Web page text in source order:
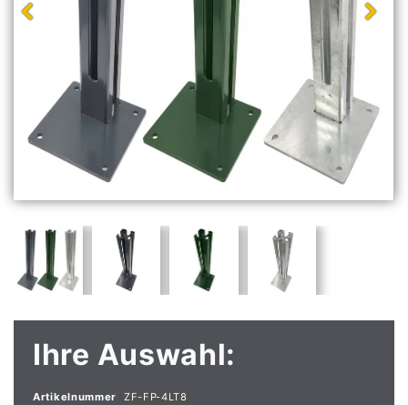
Ihre Auswahl:
Artikelnummer ZF-FP-4LT8